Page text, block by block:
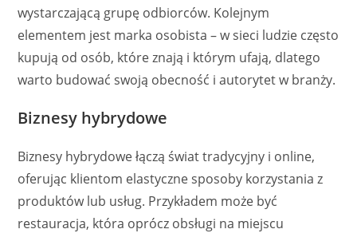
wystarczającą grupę odbiorców. Kolejnym
elementem jest marka osobista – w sieci ludzie często
kupują od osób, które znają i którym ufają, dlatego
warto budować swoją obecność i autorytet w branży.
Biznesy hybrydowe
Biznesy hybrydowe łączą świat tradycyjny i online,
oferując klientom elastyczne sposoby korzystania z
produktów lub usług. Przykładem może być
restauracja, która oprócz obsługi na miejscu